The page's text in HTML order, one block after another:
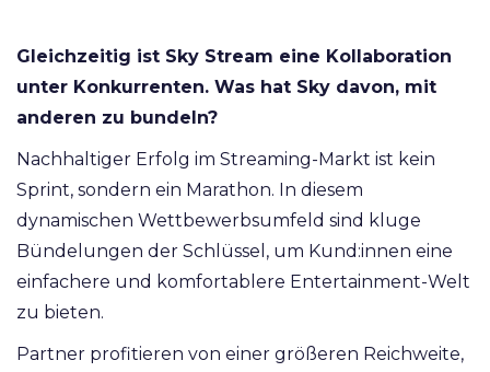
Gleichzeitig ist Sky Stream eine Kollaboration
unter Konkurrenten. Was hat Sky davon, mit
anderen zu bundeln?
Nachhaltiger Erfolg im Streaming-Markt ist kein
Sprint, sondern ein Marathon. In diesem
dynamischen Wettbewerbsumfeld sind kluge
Bündelungen der Schlüssel, um Kund:innen eine
einfachere und komfortablere Entertainment-Welt
zu bieten.
Partner profitieren von einer größeren Reichweite,